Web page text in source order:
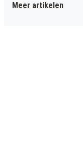
Meer artikelen